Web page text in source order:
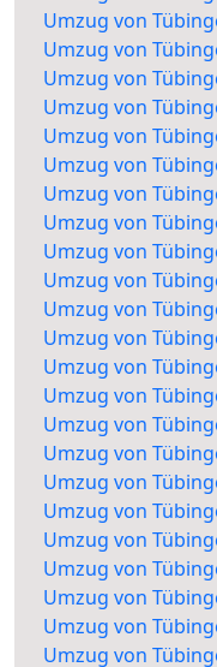
Umzug von
Umzug von
Umzug von
Umzug von
Umzug von
Umzug von
Umzug von
Umzug von
Umzug von
Umzug von
Umzug von
Umzug von
Umzug von
Umzug von
Umzug von
Umzug von
Umzug von
Umzug von
Umzug von
Umzug von
Umzug von
Umzug von
Umzug von